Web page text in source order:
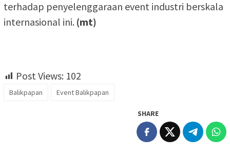
terhadap penyelenggaraan event industri berskala
internasional ini. (mt)
Post Views: 102
Balikpapan Event Balikpapan
SHARE